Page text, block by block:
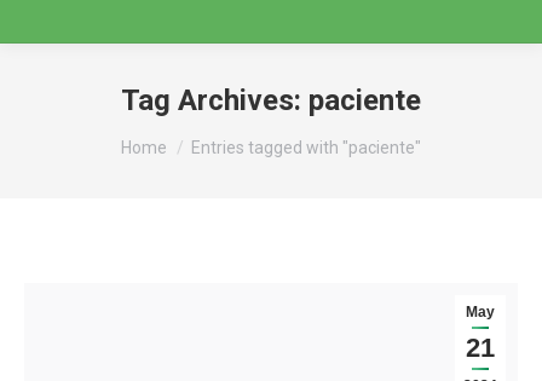
Tag Archives: paciente
You are here:
Home Entries tagged with "paciente"
May
21